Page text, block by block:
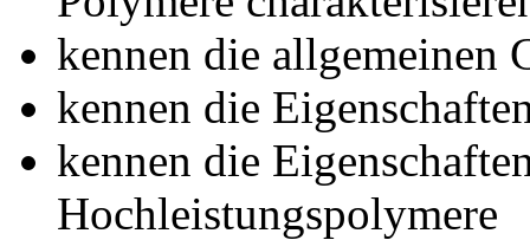
kennen die allgemeinen
kennen die
kennen die
Hochleistungspolymere